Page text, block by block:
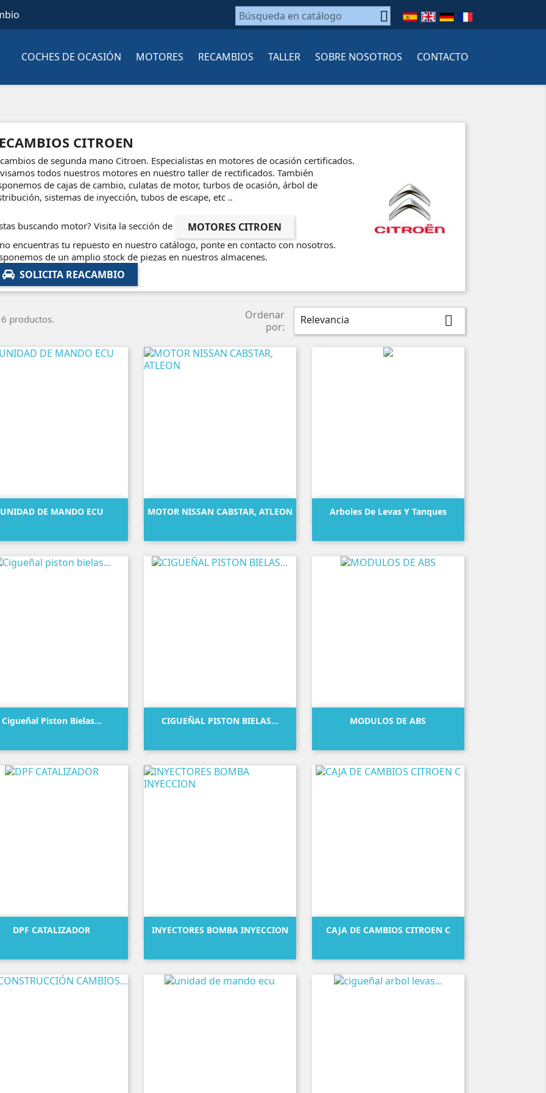

COCHES DE OCASIÓN MOTORES RECAMBIOS TALLER SOBRE NOSOTROS CONTACTO
CITROEN
de segunda mano Citroen. Especialistas en motores de ocasión certificados.
todos nuestros motores en nuestro taller de rectificados. También
de cajas de cambio, culatas de motor, turbos de ocasión, árbol de
sistemas de inyección, tubos de escape, etc ..
buscando motor? Visita la sección de MOTORES CITROEN
encuentras tu repuesto en nuestro catálogo, ponte en contacto con nosotros.
de un amplio stock de piezas en nuestros almacenes.
SOLICITA REACAMBIO
productos.
Ordenar
por:
Relevancia 
UNIDAD DE MANDO ECU
 Vista rápida MOTOR NISSAN CABSTAR, ATLEON
 Vista rápida Arboles De Levas Y Tanques
 Vista rápida
Cigueñal Piston Bielas...
 Vista rápida CIGUEÑAL PISTON BIELAS...
 Vista rápida MODULOS DE ABS
 Vista rápida
DPF CATALIZADOR
 Vista rápida INYECTORES BOMBA INYECCION
 Vista rápida CAJA DE CAMBIOS CITROEN C
 Vista rápida